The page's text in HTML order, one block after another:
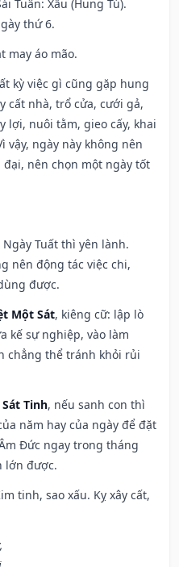
Tuân: Xấu (Hung Tú).
thứ 6.
may áo mão.
kỳ việc gì cũng gặp hung
cất nhà, trổ cửa, cưới gả,
lợi, nuôi tằm, gieo cấy, khai
vậy, ngày này không nên
nên chọn một ngày tốt
Tuất thì yên lành.
nên động tác việc chi,
được.
Một Sát, kiêng cữ: lập lò
kế sự nghiệp, vào làm
chẳng thể tránh khỏi rủi
Tinh, nếu sanh con thì
năm hay của ngày để đặt
Đức ngay trong tháng
lớn được.
tinh, sao xấu. Kỵ xây cất,